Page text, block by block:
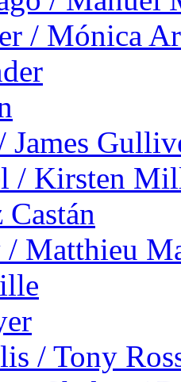
/ Mónica
James
/ Kirsten
Castán
/ Matthieu
/ Tony